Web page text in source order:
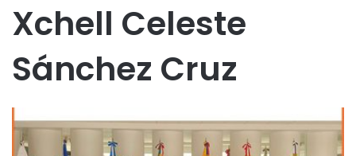
Xchell Celeste
Sánchez Cruz